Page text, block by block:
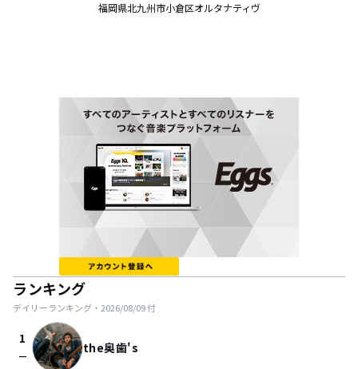
福岡県北九州市小倉区オルタナティヴ
ランキング
デイリーランキング・ 2026/08/09付
1
check_indeterminate_small the奥歯's